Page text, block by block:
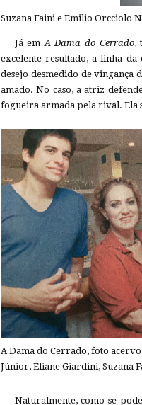
Suzana Faini e Emilio Orcciolo
Já emA Dama do Cerrado,
excelente resultado, a linha
desejo desmedido de vingança
amado. No caso, a atriz
fogueira armada pela rival. Ela
A Dama do Cerrado, foto
Júnior, Eliane Giardini, Suzana
Naturalmente, como se